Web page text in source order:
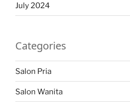
July 2024
Categories
Salon Pria
Salon Wanita